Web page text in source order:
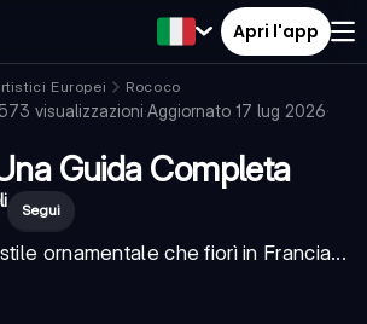
Apri l'app
Europei
Rococo
visualizzazioni·Aggiornato 17 lug 2026·
Guida Completa
Segui
ornamentale che fiorì in Francia...